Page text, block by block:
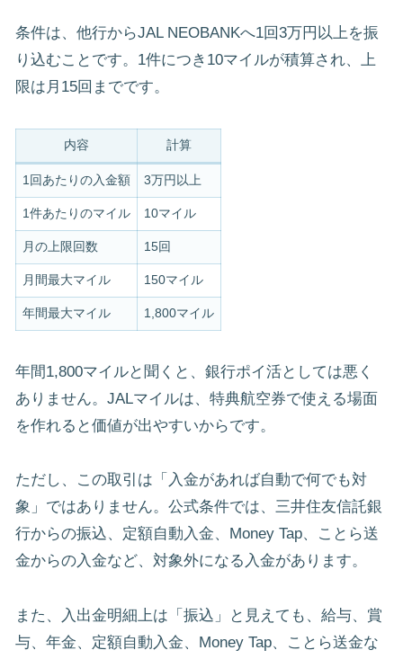
条件は、他行からJAL NEOBANKへ1回3万円以上を振
り込むことです。1件につき10マイルが積算され、上
限は月15回までです。
内容 計算
1回あたりの入金額 3万円以上
1件あたりのマイル 10マイル
月の上限回数 15回
月間最大マイル 150マイル
年間最大マイル 1,800マイル
年間1,800マイルと聞くと、銀行ポイ活としては悪く
ありません。JALマイルは、特典航空券で使える場面
を作れると価値が出やすいからです。
ただし、この取引は「入金があれば自動で何でも対
象」ではありません。公式条件では、三井住友信託銀
行からの振込、定額自動入金、Money Tap、ことら送
金からの入金など、対象外になる入金があります。
また、入出金明細上は「振込」と見えても、給与、賞
与、年金、定額自動入金、Money Tap、ことら送金な